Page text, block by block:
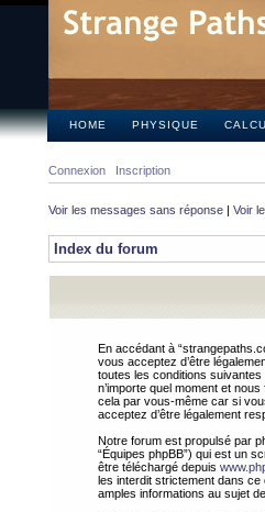
HOME PHYSIQUE
Connexion Inscription
Voir les messages sans réponse | Voir
Index du forum
En accédant à
vous acceptez d’être
toutes les conditions
n’importe quel moment et
cela par vous-même car si
acceptez d’être légalement
Notre forum est propulsé par
“Équipes phpBB”) qui est un
être téléchargé depuis
les interdit strictement dans ce
amples informations au sujet